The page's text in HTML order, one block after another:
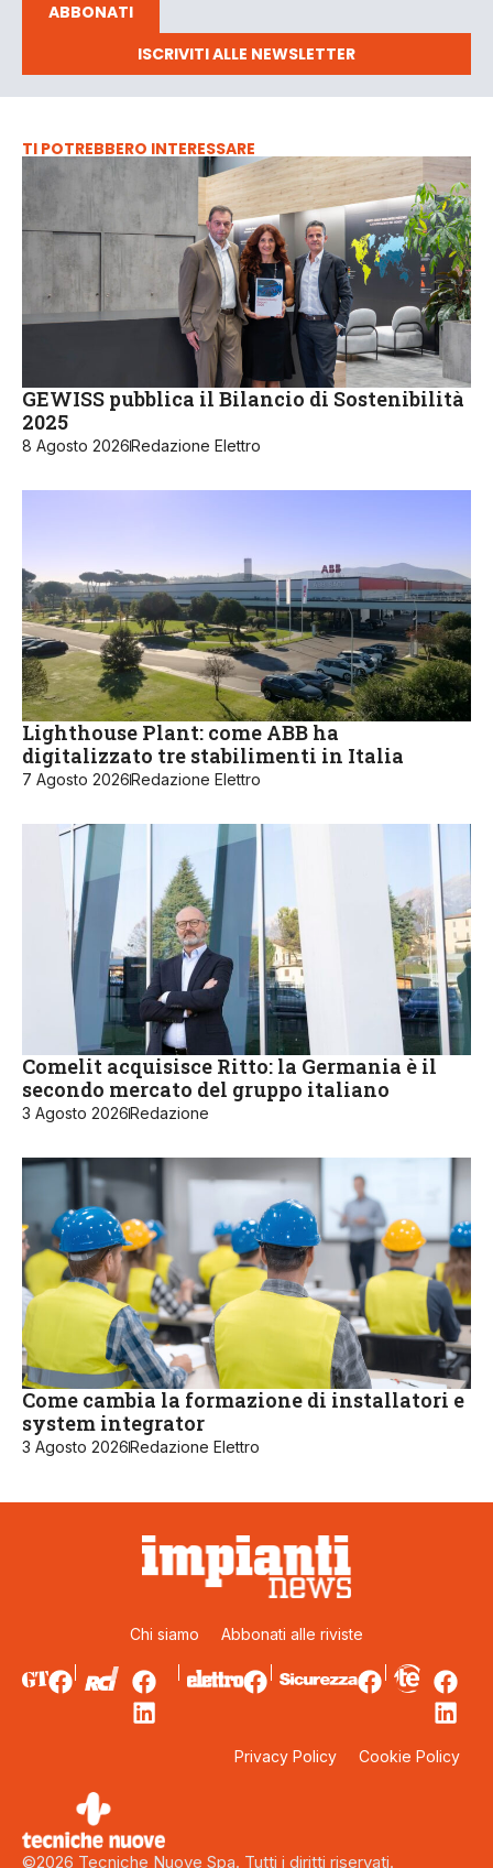
ABBONATI
ISCRIVITI ALLE NEWSLETTER
TI POTREBBERO INTERESSARE
GEWISS pubblica il Bilancio di Sostenibilità
2025
8 Agosto 2026Redazione Elettro
Lighthouse Plant: come ABB ha
digitalizzato tre stabilimenti in Italia
7 Agosto 2026Redazione Elettro
Comelit acquisisce Ritto: la Germania è il
secondo mercato del gruppo italiano
3 Agosto 2026Redazione
Come cambia la formazione di installatori e
system integrator
3 Agosto 2026Redazione Elettro
Chi siamo Abbonati alle riviste
Privacy Policy Cookie Policy
©2026 Tecniche Nuove Spa. Tutti i diritti riservati.